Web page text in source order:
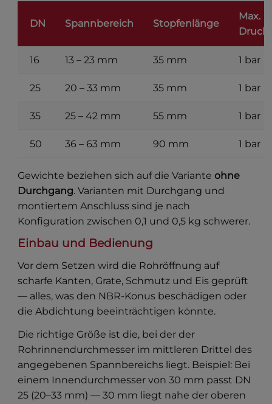
DN Spannbereich Stopfenlänge
Max.
Druck
16 13 – 23 mm 35 mm 1 bar
25 20 – 33 mm 35 mm 1 bar
35 25 – 42 mm 55 mm 1 bar
50 36 – 63 mm 90 mm 1 bar
Gewichte beziehen sich auf die Varianteohne
Durchgang. Varianten mit Durchgang und
montiertem Anschluss sind je nach
Konfiguration zwischen 0,1 und 0,5 kg schwerer.
Einbau und Bedienung
Vor dem Setzen wird die Rohröffnung auf
scharfe Kanten, Grate, Schmutz und Eis geprüft
— alles, was den NBR-Konus beschädigen oder
die Abdichtung beeinträchtigen könnte.
Die richtige Größe ist die, bei der der
Rohrinnendurchmesser im mittleren Drittel des
angegebenen Spannbereichs liegt. Beispiel: Bei
einem Innendurchmesser von 30 mm passt DN
25 (20–33 mm) — 30 mm liegt nahe der oberen